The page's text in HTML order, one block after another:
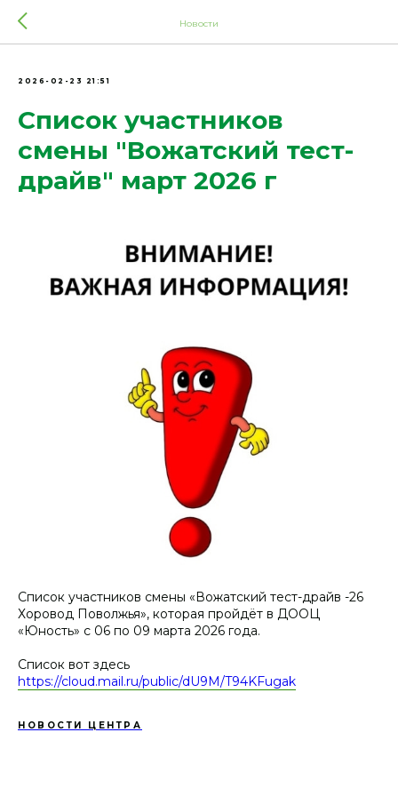
Новости
2026-02-23 21:51
Список участников
смены "Вожатский тест-
драйв" март 2026 г
Список участников смены «Вожатский тест-драйв -26
Хоровод Поволжья», которая пройдёт в ДООЦ
«Юность» с 06 по 09 марта 2026 года.
Список вот здесь
https://cloud.mail.ru/public/dU9M/T94KFugak
НОВОСТИ ЦЕНТРА